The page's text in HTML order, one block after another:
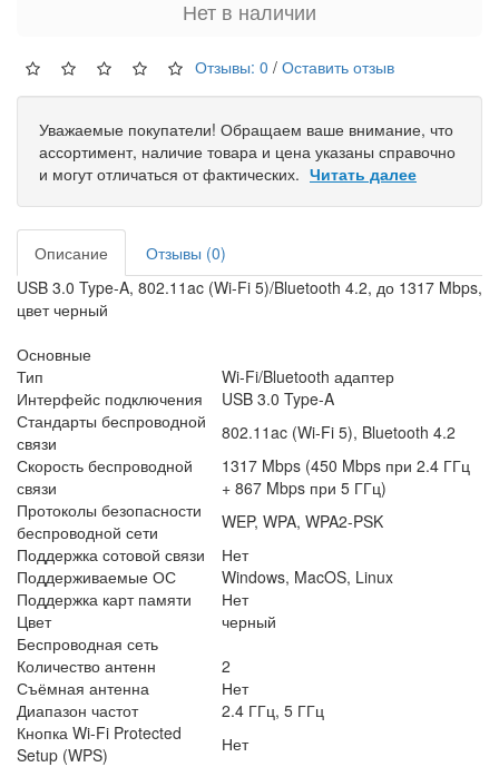
Нет в наличии
Отзывы: 0 / Оставить отзыв
Уважаемые покупатели! Обращаем ваше внимание, что
ассортимент, наличие товара и цена указаны справочно
и могут отличаться от фактических. Читать далее
Описание
Отзывы (0)
USB 3.0 Type-A, 802.11ac (Wi-Fi 5)/Bluetooth 4.2, до 1317 Mbps,
цвет черный
Основные
Тип
Wi-Fi/Bluetooth адаптер
Интерфейс подключения
USB 3.0 Type-A
Стандарты беспроводной
связи
802.11ac (Wi-Fi 5), Bluetooth 4.2
Скорость беспроводной
связи
1317 Mbps (450 Mbps при 2.4 ГГц
+ 867 Mbps при 5 ГГц)
Протоколы безопасности
беспроводной сети
WEP, WPA, WPA2-PSK
Поддержка сотовой связи
Нет
Поддерживаемые ОС
Windows, MacOS, Linux
Поддержка карт памяти
Нет
Цвет
черный
Беспроводная сеть
Количество антенн
2
Съёмная антенна
Нет
Диапазон частот
2.4 ГГц, 5 ГГц
Кнопка Wi-Fi Protected
Setup (WPS)
Нет